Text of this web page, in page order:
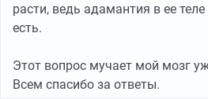
расти, ведь адамантия в ее
есть.
Этот вопрос мучает мой мозг
Всем спасибо за ответы.